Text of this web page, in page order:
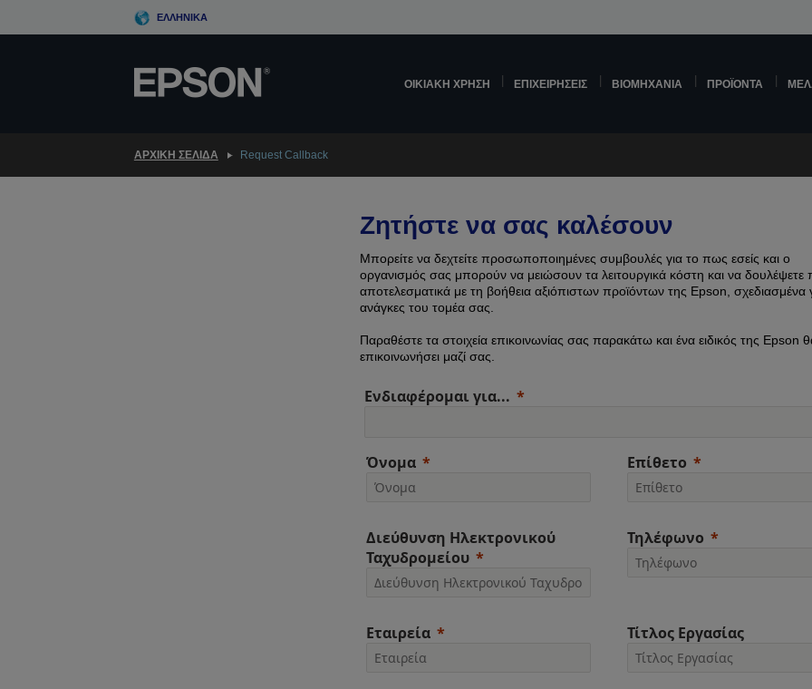
to
ΕΛΛΗΝΙΚΆ
ΟΙΚΙΑΚΉ ΧΡΉΣΗ ΕΠΙΧΕΙΡΉΣΕΙΣ ΒΙΟΜΗΧΑΝΊΑ ΠΡΟΪΌΝΤΑ
ΑΡΧΙΚΗ ΣΕΛΙΔΑ Request Callback
Ζητήστε να σας καλέσουν
Μπορείτε να δεχτείτε προσωποποιημένες συμβουλές για το πως εσείς και ο
οργανισμός σας μπορούν να μειώσουν τα λειτουργικά κόστη και να δουλέψετε
αποτελεσματικά με τη βοήθεια αξιόπιστων προϊόντων της Epson, σχεδιασμένα
ανάγκες του τομέα σας.
Παραθέστε τα στοιχεία επικοινωνίας σας παρακάτω και ένα ειδικός της Epson
επικοινωνήσει μαζί σας.
Ενδιαφέρομαι για...
Όνομα Επίθετο
Διεύθυνση Ηλεκτρονικού
Ταχυδρομείου
Τηλέφωνο
Εταιρεία Τίτλος Εργασίας